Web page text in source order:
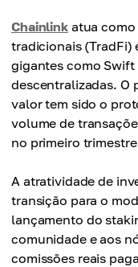
Chainlinkatua como
tradicionais
gigantes como Swift
descentralizadas. O
valor tem sido o
volume de
no primeiro
A atratividade de
transição para o
lançamento do
comunidade e aos
comissões reais